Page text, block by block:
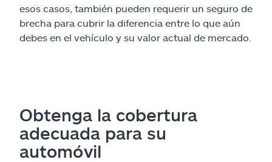
esos casos, también pueden requerir un seguro de
brecha para cubrir la diferencia entre lo que aún
debes en el vehículo y su valor actual de mercado.
Obtenga la cobertura
adecuada para su
automóvil